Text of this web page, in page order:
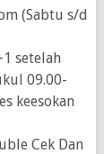
(Sabtu s/d
setelah
09.00-
keesokan
Cek Dan